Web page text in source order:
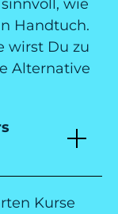
wie
Handtuch.
wirst Du zu
Alternative
Kurse